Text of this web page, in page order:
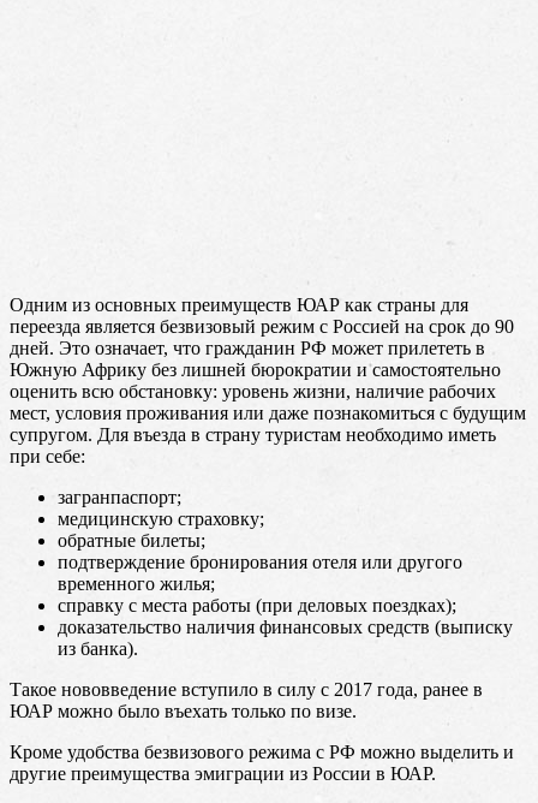
Одним из основных преимуществ ЮАР как страны для
переезда является безвизовый режим с Россией на срок до 90
дней. Это означает, что гражданин РФ может прилететь в
Южную Африку без лишней бюрократии и самостоятельно
оценить всю обстановку: уровень жизни, наличие рабочих
мест, условия проживания или даже познакомиться с будущим
супругом. Для въезда в страну туристам необходимо иметь
при себе:
загранпаспорт;
медицинскую страховку;
обратные билеты;
подтверждение бронирования отеля или другого
временного жилья;
справку с места работы (при деловых поездках);
доказательство наличия финансовых средств (выписку
из банка).
Такое нововведение вступило в силу с 2017 года, ранее в
ЮАР можно было въехать только по визе.
Кроме удобства безвизового режима с РФ можно выделить и
другие преимущества эмиграции из России в ЮАР.